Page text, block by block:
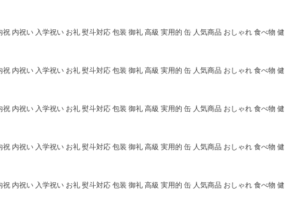
内祝い 入学祝い お礼 熨斗対応 包装 御礼 高級 実用的 缶 人気商品 おしゃれ 食べ物 健
内祝い 入学祝い お礼 熨斗対応 包装 御礼 高級 実用的 缶 人気商品 おしゃれ 食べ物 健
内祝い 入学祝い お礼 熨斗対応 包装 御礼 高級 実用的 缶 人気商品 おしゃれ 食べ物 健
内祝い 入学祝い お礼 熨斗対応 包装 御礼 高級 実用的 缶 人気商品 おしゃれ 食べ物 健
内祝い 入学祝い お礼 熨斗対応 包装 御礼 高級 実用的 缶 人気商品 おしゃれ 食べ物 健